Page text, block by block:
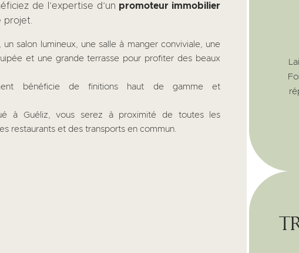
de l’expertise d’un promoteur immobilier
projet.
un salon lumineux, une salle à manger conviviale, une
et une grande terrasse pour profiter des beaux
bénéficie de finitions haut de gamme et
à Guéliz, vous serez à proximité de toutes les
restaurants et des transports en commun.